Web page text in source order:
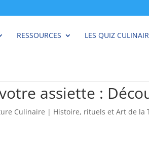
RESSOURCES LES QUIZ
assiette :
Culinaire | Histoire, rituels et Art de la